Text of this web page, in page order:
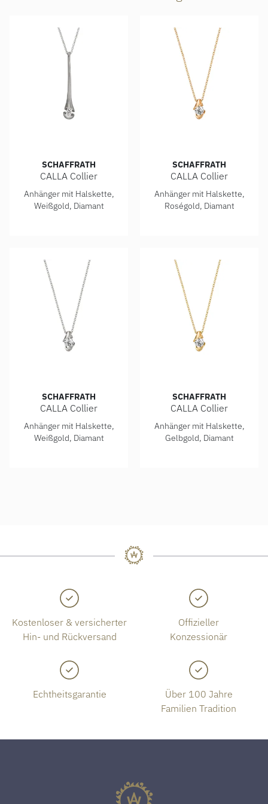
SCHAFFRATH
CALLA Collier
Schaffrath CALLA Collier, Ref: 214_CALD2_20_WW
Anhänger mit Halskette,
Weißgold, Diamant
SCHAFFRATH
CALLA Collier
Schaffrath CALLA Collier,
Anhänger mit Halskette,
Roségold, Diamant
SCHAFFRATH
CALLA Collier
Schaffrath CALLA Collier, Ref: 214_CALSO_20_WW
Anhänger mit Halskette,
Weißgold, Diamant
SCHAFFRATH
CALLA Collier
Schaffrath CALLA Collier,
Anhänger mit Halskette,
Gelbgold, Diamant
Kostenloser & versicherter
Hin- und Rückversand
Offizieller
Konzessionär
Echtheitsgarantie
Über 100 Jahre
Familien Tradition